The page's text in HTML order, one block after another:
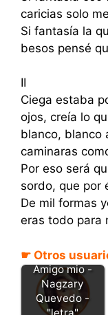
caricias solo
Si fantasía la
besos pensé
II
Ciega estaba
ojos, creía lo
blanco, blanco
caminaras
Por eso será
sordo, que por
De mil formas
eras todo para
☛ Otros
Amigo mio -
Nagzary
Quevedo -